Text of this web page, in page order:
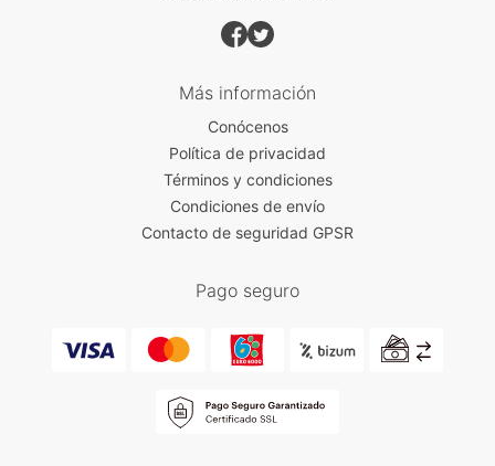
Más información
Conócenos
Política de privacidad
Términos y condiciones
Condiciones de envío
Contacto de seguridad GPSR
Pago seguro